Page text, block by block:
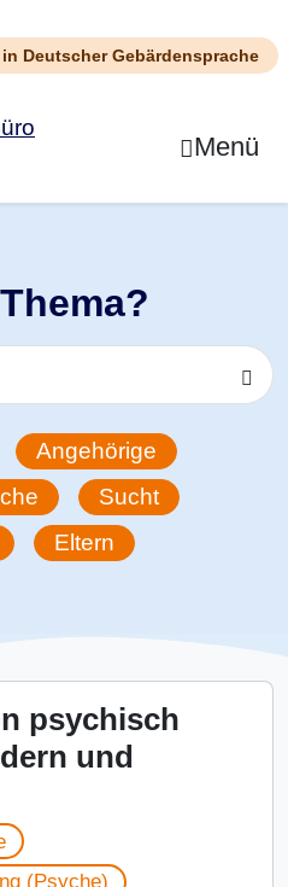
Deutscher Gebärdensprache
Menü
Angehörige
Sucht
Eltern
psychisch
und
(Psyche)